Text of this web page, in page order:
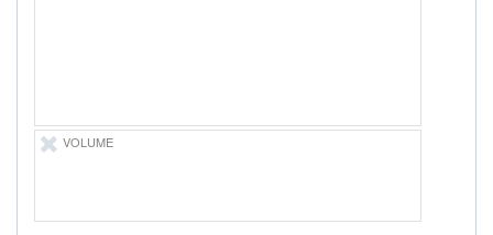
+ PORTEFEUILLE + LISTE
VOLUME